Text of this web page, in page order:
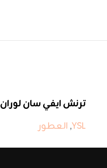
ترنش ايفي سان لوران
YSL
, العطور